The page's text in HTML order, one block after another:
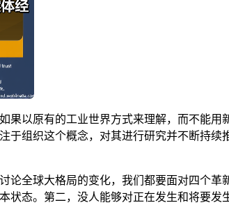
以原有的工业世界方式来理解，而不能用
组织这个概念，对其进行研究并不断持续
全球大格局的变化，我们都要面对四个革
态。第二，没人能够对正在发生和将要发